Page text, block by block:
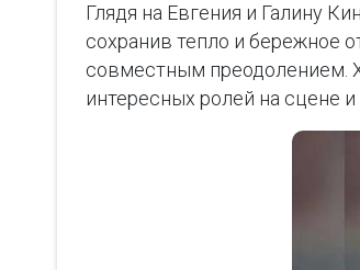
Глядя на Евгения и Галину
сохранив тепло и бережное
совместным преодолением.
интересных ролей на сцене и